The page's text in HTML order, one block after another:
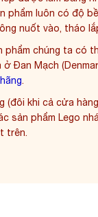
phẩm luôn có độ
nuốt vào, tháo
phẩm chúng ta có
Đan Mạch
.
(đôi khi cả cửa
phẩm Lego
trên.